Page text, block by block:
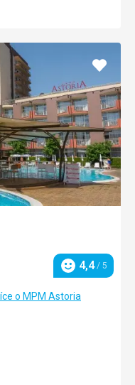
Hodnocení
4,4/ 5
o MPM Astoria
Přidat